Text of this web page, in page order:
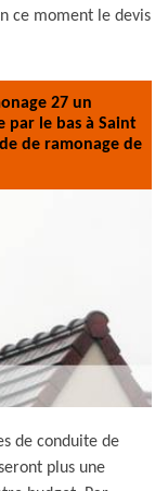
ce moment le devis
27 un
par le bas à Saint
de ramonage de
de conduite de
plus une